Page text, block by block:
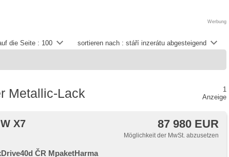
Werbung
sortieren nach : stáří inzerátu abgesteigend
die Seite : 100
Metallic-Lack
1
Anzeige
X7 87 980 EUR
Möglichkeit der MwSt. abzusetzen
ČR MpaketHarma